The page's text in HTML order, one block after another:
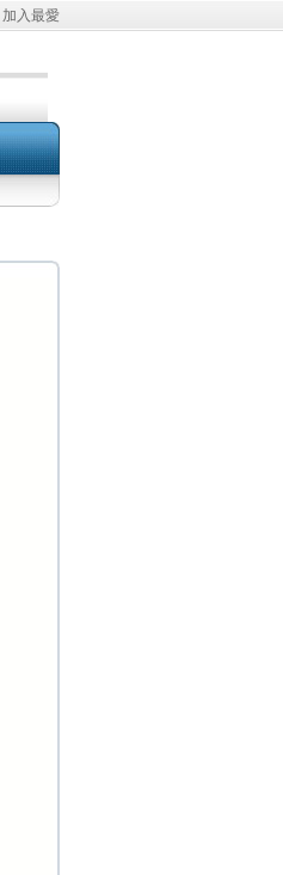
加入最愛